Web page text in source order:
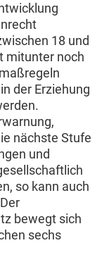
18 und
mitunter noch
der Erziehung
nächste Stufe
und
so kann auch
bewegt sich
sechs